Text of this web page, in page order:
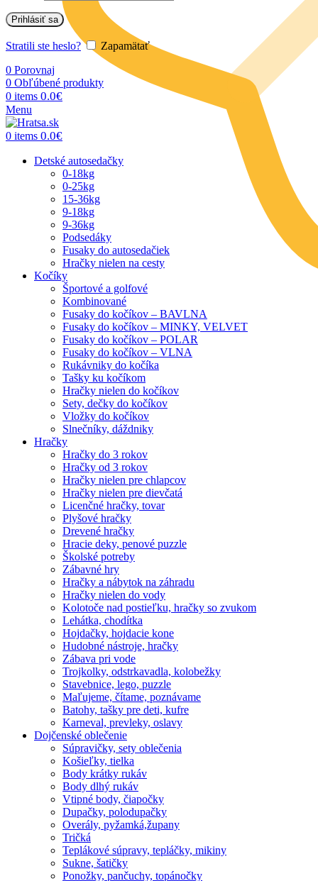
Prihlásiť sa
Stratili ste heslo?
Zapamätať
0 Porovnaj
0 Obľúbené produkty
0 items 0.0€
Menu
0 items 0.0€
Detské autosedačky
0-18kg
0-25kg
15-36kg
9-18kg
9-36kg
Podsedáky
Fusaky do autosedačiek
Hračky nielen na cesty
Kočíky
Športové a golfové
Kombinované
Fusaky do kočíkov – BAVLNA
Fusaky do kočíkov – MINKY, VELVET
Fusaky do kočíkov – POLAR
Fusaky do kočíkov – VLNA
Rukávniky do kočíka
Tašky ku kočíkom
Hračky nielen do kočíkov
Sety, dečky do kočíkov
Vložky do kočíkov
Slnečníky, dáždniky
Hračky
Hračky do 3 rokov
Hračky od 3 rokov
Hračky nielen pre chlapcov
Hračky nielen pre dievčatá
Licenčné hračky, tovar
Plyšové hračky
Drevené hračky
Hracie deky, penové puzzle
Školské potreby
Zábavné hry
Hračky a nábytok na záhradu
Hračky nielen do vody
Kolotoče nad postieľku, hračky so zvukom
Lehátka, chodítka
Hojdačky, hojdacie kone
Hudobné nástroje, hračky
Zábava pri vode
Trojkolky, odstrkavadla, kolobežky
Stavebnice, lego, puzzle
Maľujeme, čítame, poznávame
Batohy, tašky pre deti, kufre
Karneval, prevleky, oslavy
Dojčenské oblečenie
Súpravičky, sety oblečenia
Košieľky, tielka
Body krátky rukáv
Body dlhý rukáv
Vtipné body, čiapočky
Dupačky, polodupačky
Overály, pyžamká,župany
Tričká
Teplákové súpravy, tepláčky, mikiny
Sukne, šatičky
Ponožky, pančuchy, topánočky